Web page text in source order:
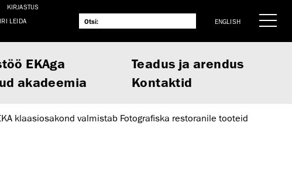
KIRJASTUS
LEIDA
ENGLISH
EKAga
Teadus ja arendus
akadeemia Kontaktid
klaasiosakond valmistab Fotografiska restoranile tooteid